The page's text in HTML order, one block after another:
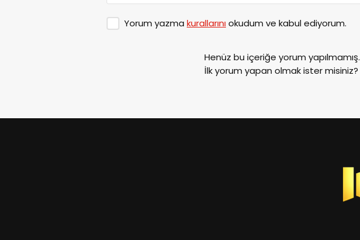
Yorum yazma kurallarınıokudum ve kabul ediyorum.
Henüz bu içeriğe yorum yapılmamış.
İlk yorum yapan olmak ister misiniz?